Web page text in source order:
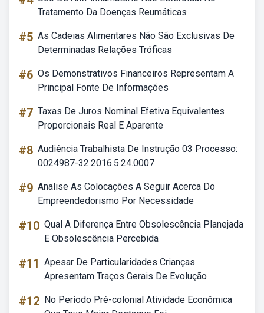
Tratamento Da Doenças Reumáticas
#5 As Cadeias Alimentares Não São Exclusivas De
Determinadas Relações Tróficas
#6 Os Demonstrativos Financeiros Representam A
Principal Fonte De Informações
#7 Taxas De Juros Nominal Efetiva Equivalentes
Proporcionais Real E Aparente
#8 Audiência Trabalhista De Instrução 03 Processo:
0024987-32.2016.5.24.0007
#9 Analise As Colocações A Seguir Acerca Do
Empreendedorismo Por Necessidade
#10 Qual A Diferença Entre Obsolescência Planejada
E Obsolescência Percebida
#11 Apesar De Particularidades Crianças
Apresentam Traços Gerais De Evolução
#12 No Período Pré-colonial Atividade Econômica